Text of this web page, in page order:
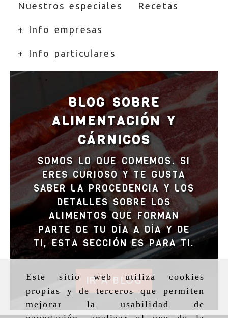
Este sitio web utiliza cookies
propias y de terceros que permiten
mejorar la usabilidad de
Nuestros especiales Recetas
+ Info empresas
+ Info particulares
BLOG SOBRE
ALIMENTACIÓN Y
CÁRNICOS
SOMOS LO QUE COMEMOS. SI
ERES CURIOSO Y TE GUSTA
SABER LA PROCEDENCIA Y LOS
DETALLES SOBRE LOS
ALIMENTOS QUE FORMAN
PARTE DE TU DÍA A DÍA Y DE
TI, ESTA SECCIÓN ES PARA TI.
IR A BLOG